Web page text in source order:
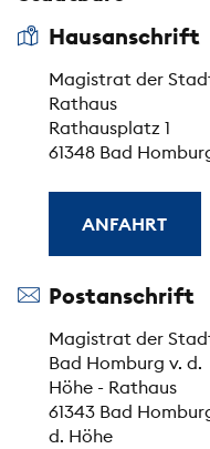
Hausanschrift
Magistrat der
Rathaus
Rathausplatz 1
61348 Bad
ANFAHRT
Postanschrift
Magistrat der
Bad Homburg v. d.
Höhe - Rathaus
61343 Bad
d. Höhe